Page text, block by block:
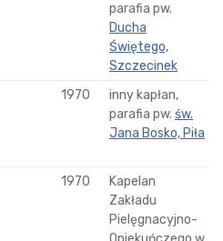
parafia pw.
Ducha
Świętego,
Szczecinek
1970
inny kapłan,
parafia pw. św.
Jana Bosko, Piła
1970
Kapelan
Zakładu
Pielęgnacyjno-